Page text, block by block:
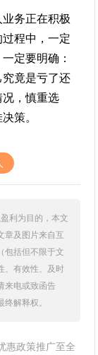
务正在积极
程中，一定
定要明确：
竟是亏了还
，慎重选
策。
利为目的，本文
章及图片来自互
包括但不限于文
、有效性、及时
来电或致函告
解释权。
惠政策推广至全